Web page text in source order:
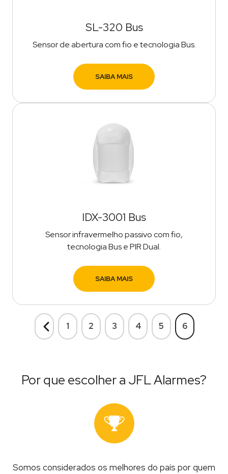
SL-320 Bus
Sensor de abertura com fio e tecnologia Bus.
SAIBA MAIS
IDX-3001 Bus
Sensor infravermelho passivo com fio,
tecnologia Bus e PIR Dual.
SAIBA MAIS
Anterior
1 2 3 4 5 6
Por que escolher a JFL Alarmes?
Somos considerados os melhores do país por quem